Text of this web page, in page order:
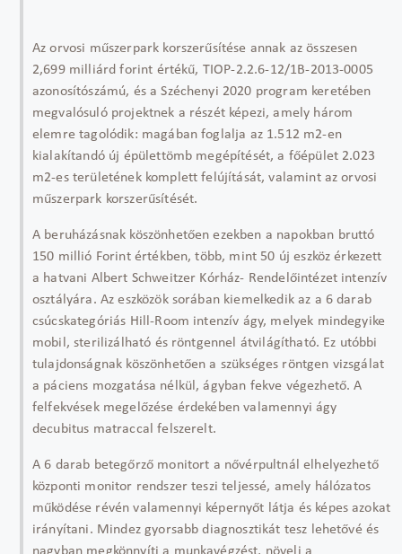
Az orvosi műszerpark korszerűsítése annak az összesen
2,699 milliárd forint értékű, TIOP-2.2.6-12/1B-2013-0005
azonosítószámú, és a Széchenyi 2020 program keretében
megvalósuló projektnek a részét képezi, amely három
elemre tagolódik: magában foglalja az 1.512 m2-en
kialakítandó új épülettömb megépítését, a főépület 2.023
m2-es területének komplett felújítását, valamint az orvosi
műszerpark korszerűsítését.
A beruházásnak köszönhetően ezekben a napokban bruttó
150 millió Forint értékben, több, mint 50 új eszköz érkezett
a hatvani Albert Schweitzer Kórház- Rendelőintézet intenzív
osztályára. Az eszközök sorában kiemelkedik az a 6 darab
csúcskategóriás Hill-Room intenzív ágy, melyek mindegyike
mobil, sterilizálható és röntgennel átvilágítható. Ez utóbbi
tulajdonságnak köszönhetően a szükséges röntgen vizsgálat
a páciens mozgatása nélkül, ágyban fekve végezhető. A
felfekvések megelőzése érdekében valamennyi ágy
decubitus matraccal felszerelt.
A 6 darab betegőrző monitort a nővérpultnál elhelyezhető
központi monitor rendszer teszi teljessé, amely hálózatos
működése révén valamennyi képernyőt látja és képes azokat
irányítani. Mindez gyorsabb diagnosztikát tesz lehetővé és